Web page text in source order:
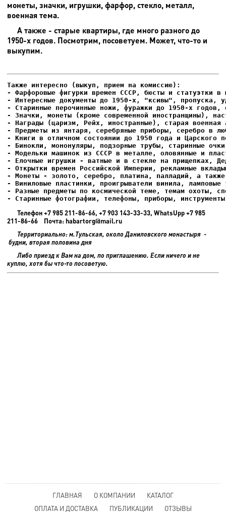
монеты, значки, игрушки, фарфор, стекло, металл,
военная тема.
А также - старые квартиры, где много разного до
1950-х годов. Посмотрим, посоветуем. Может, что-то и
выкупим.
- Фарфоровые фигурки времен СССР, бюсты и статуэтки в
- Интересные документы до 1950-х, "ксивы", пропуска,
- Елочные игрушки - ватные и в стекле на прищепках,
- Старинные фотографии, телефоны, приборы,
Телефон +7 985 211-86-66, +7 903 143-33-33, WhatsUpp +7 985
211-86-66 Почта: habartorg@mail.ru
Территориально: м.Тульская, около Даниловского монастыря -
будни, вторая половина дня
Либо приезд к Вам на дом, по приглашению. Если ничего и не
куплю, хотя бы что-то посоветую.
ГЛАВНАЯ О КОМПАНИИ
КАТАЛОГ
ОПЛАТА И ДОСТАВКА
ПУБЛИКАЦИИ
ОТЗЫВЫ